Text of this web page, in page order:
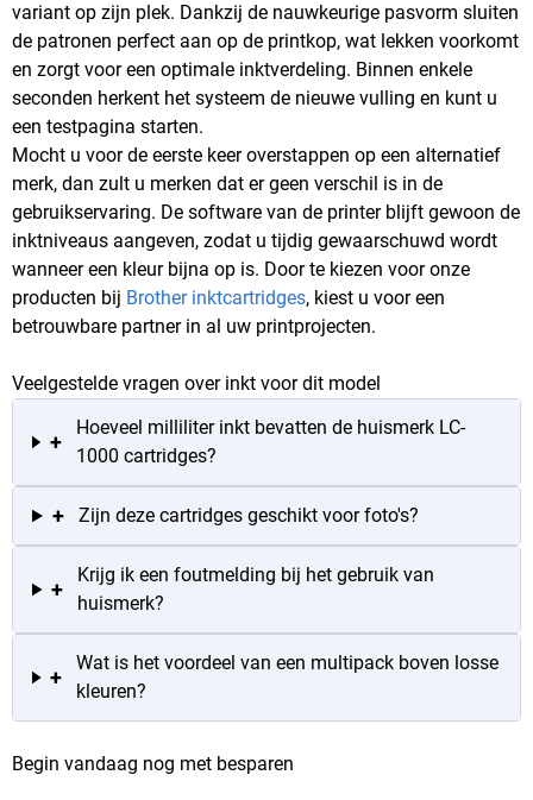
variant op zijn plek. Dankzij de nauwkeurige pasvorm sluiten
de patronen perfect aan op de printkop, wat lekken voorkomt
en zorgt voor een optimale inktverdeling. Binnen enkele
seconden herkent het systeem de nieuwe vulling en kunt u
een testpagina starten.
Mocht u voor de eerste keer overstappen op een alternatief
merk, dan zult u merken dat er geen verschil is in de
gebruikservaring. De software van de printer blijft gewoon de
inktniveaus aangeven, zodat u tijdig gewaarschuwd wordt
wanneer een kleur bijna op is. Door te kiezen voor onze
producten bij Brother inktcartridges, kiest u voor een
betrouwbare partner in al uw printprojecten.
Veelgestelde vragen over inkt voor dit model
+
Hoeveel milliliter inkt bevatten de huismerk LC-
1000 cartridges?
+ Zijn deze cartridges geschikt voor foto's?
+
Krijg ik een foutmelding bij het gebruik van
huismerk?
+
Wat is het voordeel van een multipack boven losse
kleuren?
Begin vandaag nog met besparen